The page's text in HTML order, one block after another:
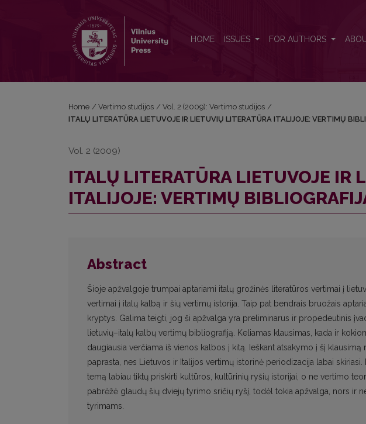
HOME ISSUES FOR AUTHORS
Home / Vertimo studijos / Vol. 2 (2009): Vertimo studijos /
ITALŲ LITERATŪRA LIETUVOJE IR LIETUVIŲ LITERATŪRA ITALIJOJE: VERTIMŲ
Vol. 2 (2009)
ITALŲ LITERATŪRA LIETUVOJE IR
ITALIJOJE: VERTIMŲ
Abstract
Šioje apžvalgoje trumpai aptariami italų grožinės literatūros vertimai į
vertimai į italų kalbą ir šių vertimų istorija. Taip pat bendrais bruožais
kryptys. Galima teigti, jog ši apžvalga yra preliminarus ir propedeutinis
lietuvių–italų kalbų vertimų bibliografiją. Keliamas klausimas, kada ir
daugiausia verčiama iš vienos kalbos į kitą. Ieškant atsakymo į šį
paprasta, nes Lietuvos ir Italijos vertimų istorinė periodizacija labai
temą labiau tiktų priskirti kultūros, kultūri­nių ryšių istorijai, o ne vertimo
pabrėžė glaudų šių dviejų tyrimo sričių ryšį, todėl tokia apžvalga, nors ir
tyrimams.